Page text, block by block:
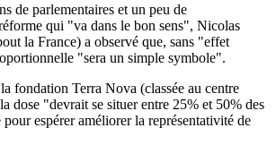
de parlementaires et un peu de
qui "va dans le bon sens", Nicolas
la France) a observé que, sans "effet
"sera un simple symbole".
fondation Terra Nova (classée au centre
dose "devrait se situer entre 25% et 50% des
pour espérer améliorer la représentativité de